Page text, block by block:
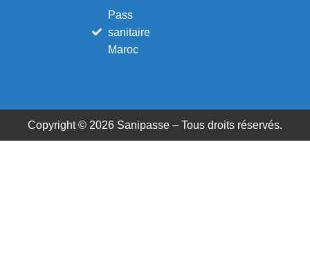
Pass
sanitaire
Maroc
Copyright © 2026 Sanipasse – Tous droits réservés.